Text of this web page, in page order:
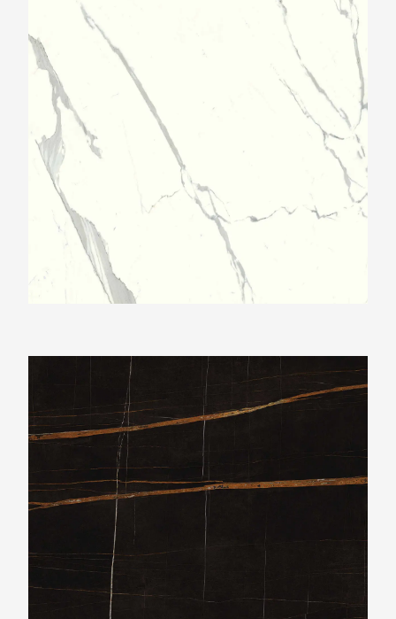
Ariostea Ultra Marmi Sahara Noir